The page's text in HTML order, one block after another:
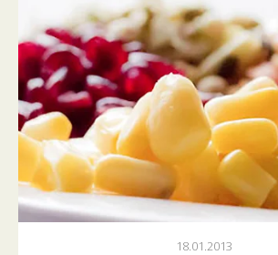
18.01.2013